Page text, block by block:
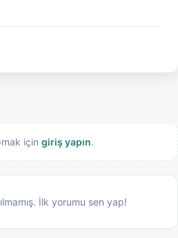
için giriş yapın.
İlk yorumu sen yap!